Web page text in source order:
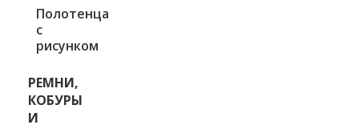
Полотенца
с
рисунком
РЕМНИ,
КОБУРЫ
И